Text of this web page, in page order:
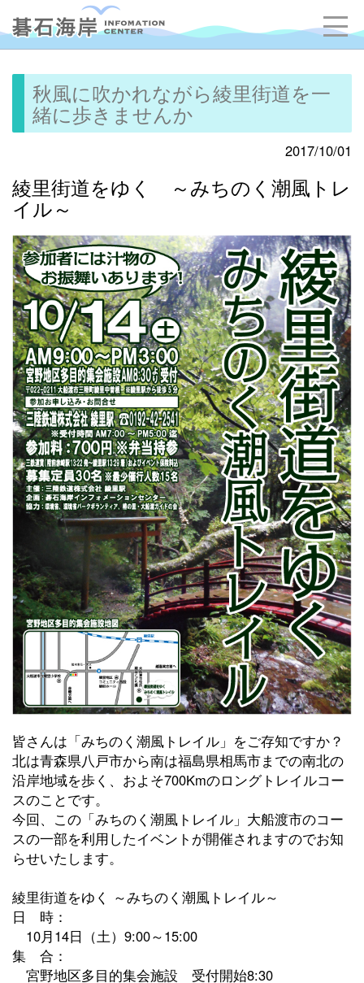
秋風に吹かれながら綾里街道を一
緒に歩きませんか
2017/10/01
綾里街道をゆく ～みちのく潮風トレ
イル～
皆さんは「みちのく潮風トレイル」をご存知ですか？
北は青森県八戸市から南は福島県相馬市までの南北の
沿岸地域を歩く、およそ700Kmのロングトレイルコー
スのことです。
今回、この「みちのく潮風トレイル」大船渡市のコー
スの一部を利用したイベントが開催されますのでお知
らせいたします。
綾里街道をゆく ～みちのく潮風トレイル～
日 時：
10月14日（土）9:00～15:00
集 合：
宮野地区多目的集会施設 受付開始8:30